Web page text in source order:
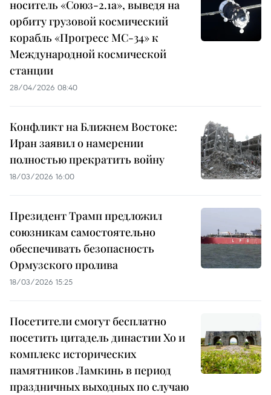
носитель «Союз-2.1а», выведя на
орбиту грузовой космический
корабль «Прогресс МС-34» к
Международной космической
станции
28/04/2026 08:40
Конфликт на Ближнем Востоке:
Иран заявил о намерении
полностью прекратить войну
18/03/2026 16:00
Президент Трамп предложил
союзникам самостоятельно
обеспечивать безопасность
Ормузского пролива
18/03/2026 15:25
Посетители смогут бесплатно
посетить цитадель династии Хо и
комплекс исторических
памятников Ламкинь в период
праздничных выходных по случаю